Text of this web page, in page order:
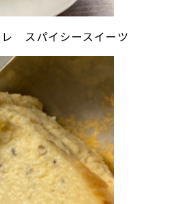
スパイシースイーツ